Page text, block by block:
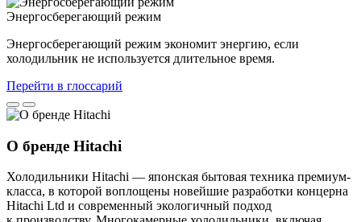
Энергосберегающий режим
Энергосберегающий режим экономит энергию, если
холодильник не используется длительное время.
Перейти в глоссарий
О бренде Hitachi
Холодильники Hitachi — японская бытовая техника премиум-
класса, в которой воплощены новейшие разработки концерна
Hitachi Ltd и современный экологичный подход